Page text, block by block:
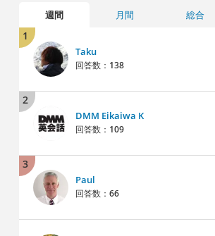
週間 月間 総合
1
Taku
回答数： 138
2
DMM Eikaiwa K
回答数： 109
3
Paul
回答数： 66